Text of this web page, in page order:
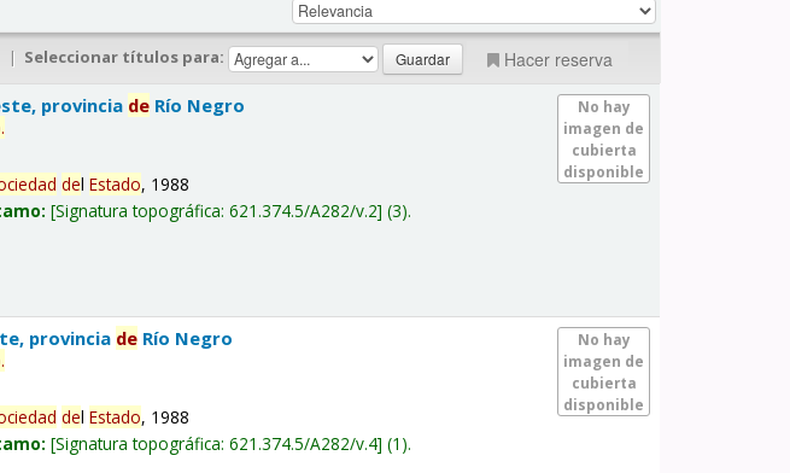
| Seleccionar títulos para: Hacer reserva
No hay
imagen de
cubierta
disponible
provincia de Río Negro
.
delEstado, 1988
Signatura topográfica:621.374.5/A282/v.2 (3).
No hay
imagen de
cubierta
disponible
provincia de Río Negro
.
delEstado, 1988
Signatura topográfica:621.374.5/A282/v.4 (1).